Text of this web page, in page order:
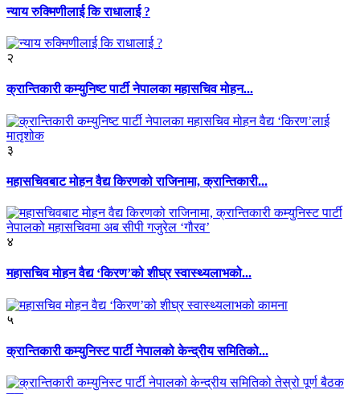
न्याय रुक्मिणीलाई कि राधालाई ?
२
क्रान्तिकारी कम्युनिष्ट पार्टी नेपालका महासचिव मोहन...
३
महासचिवबाट मोहन वैद्य किरणको राजिनामा, क्रान्तिकारी...
४
महासचिव मोहन वैद्य ‘किरण’को शीघ्र स्वास्थ्यलाभको...
५
क्रान्तिकारी कम्युनिस्ट पार्टी नेपालको केन्द्रीय समितिको...